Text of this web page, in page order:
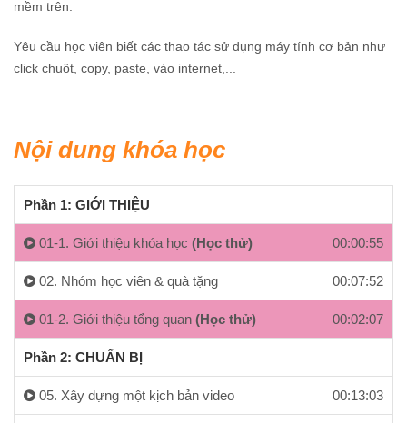
mềm trên.
Yêu cầu học viên biết các thao tác sử dụng máy tính cơ bản như
click chuột, copy, paste, vào internet,...
Nội dung khóa học
Phần 1: GIỚI THIỆU
01-1. Giới thiệu khóa học (Học thử) 00:00:55
02. Nhóm học viên & quà tặng 00:07:52
01-2. Giới thiệu tổng quan (Học thử) 00:02:07
Phần 2: CHUẨN BỊ
05. Xây dựng một kịch bản video 00:13:03